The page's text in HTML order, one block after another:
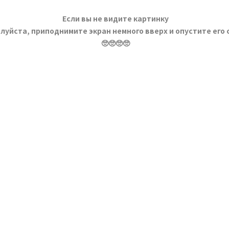
Если вы не видите картинку
приподнимите экран немного вверх и опустите его
🥺🥺🥺🥺